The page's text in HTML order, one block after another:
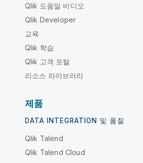
Qlik 도움말 비디오
Qlik Developer
교육
Qlik 학습
Qlik 고객 포털
리소스 라이브러리
제품
DATA INTEGRATION 및 품질
Qlik Talend
Qlik Talend Cloud